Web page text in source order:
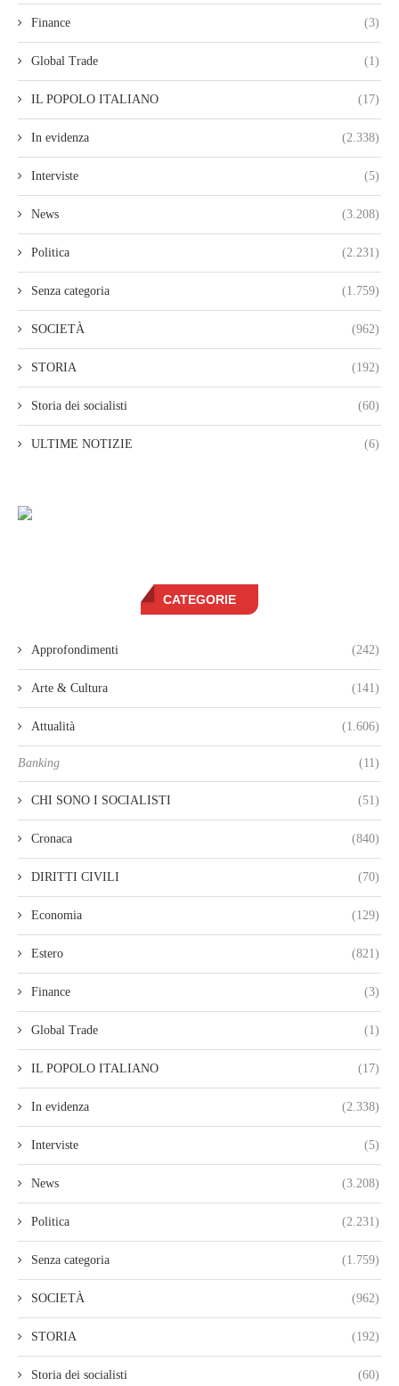
Finance (3)
Global Trade (1)
IL POPOLO ITALIANO (17)
In evidenza (2.338)
Interviste (5)
News (3.208)
Politica (2.231)
Senza categoria (1.759)
SOCIETÀ (962)
STORIA (192)
Storia dei socialisti (60)
ULTIME NOTIZIE (6)
CATEGORIE
Approfondimenti (242)
Arte & Cultura (141)
Attualità (1.606)
Banking (11)
CHI SONO I SOCIALISTI (51)
Cronaca (840)
DIRITTI CIVILI (70)
Economia (129)
Estero (821)
Finance (3)
Global Trade (1)
IL POPOLO ITALIANO (17)
In evidenza (2.338)
Interviste (5)
News (3.208)
Politica (2.231)
Senza categoria (1.759)
SOCIETÀ (962)
STORIA (192)
Storia dei socialisti (60)